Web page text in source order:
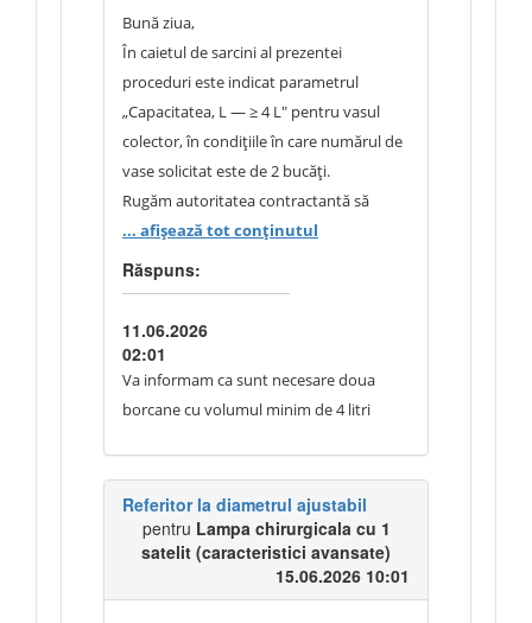
nejustificată a concurenței și la limitarea
numărului de operatori economici care
pot depune oferte conforme.
Având în vedere cele de mai sus, vă
solicităm respectuos:
a) să precizați justificarea tehnico-
medicală obiectivă pentru pragurile de
impedanță indicate la pct. 1 din prezenta
ale secției beneficiare;
corespund unei necesități obiective
documentate, să procedați la
reformularea cerințelor tehnice pentru
– Tăiere bipolară: putere ≥ 120 W la o
– Coagulare bipolară: putere ≥ 120 W la o
impedanță a sarcinii ≥ 50 Ohm;
sau eliminarea pragului de impedanță,
Bună ziua,
În caietul de sarcini al prezentei
proceduri este indicat parametrul
„Capacitatea, L — ≥ 4 L" pentru vasul
colector, în condițiile în care numărul de
vase solicitat este de 2 bucăți.
Rugăm autoritatea contractantă să
precizeze dacă cerința de ≥ 4 L reprezintă
capacitatea individuală a fiecărui vas
colector în parte (adică fiecare dintre
capacitatea totală cumulată a ambelor
vase (adică suma capacităților celor 2
vase să fie de minimum 4 L).
a echipamentului în cadrul ofertei.
Mulțumim!
... afișează tot conținutul
Răspuns:
11.06.2026
02:01
Va informam ca sunt necesare doua
borcane cu volumul minim de 4 litri
Referitor la diametrul ajustabil
pentru Lampa chirurgicala cu 1
satelit (caracteristici avansate)
15.06.2026 10:01